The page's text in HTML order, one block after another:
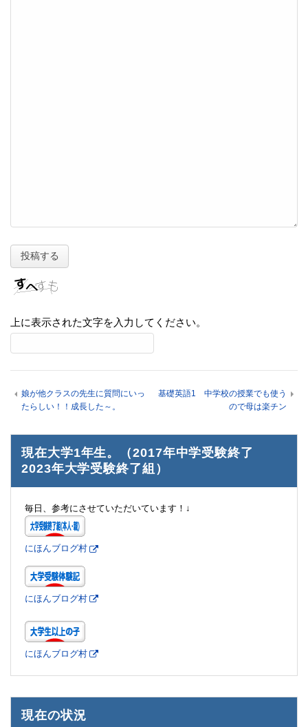
上に表示された文字を入力してください。
娘が他クラスの先生に質問にいっ
たらしい！！成長した～。
基礎英語1 中学校の授業でも使う
ので母は楽チン
現在大学1年生。（2017年中学受験終了
2023年大学受験終了組）
毎日、参考にさせていただいています！↓
にほんブログ村
にほんブログ村
にほんブログ村
現在の状況